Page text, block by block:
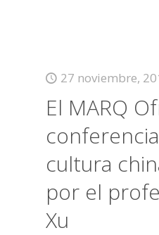
27 noviembre,
El MARQ
cultura
por el
Xu